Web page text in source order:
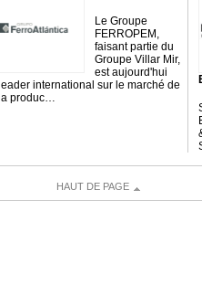
Le Groupe
FERROPEM,
faisant partie du
Groupe Villar Mir,
est aujourd'hui
leader international sur le marché de
la produc…
HAUT DE PAGE